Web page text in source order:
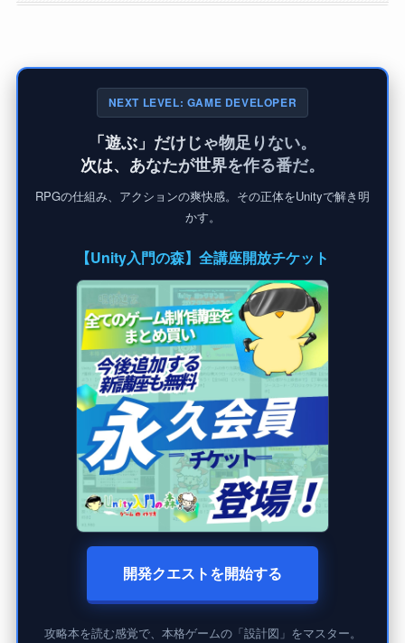
NEXT LEVEL: GAME DEVELOPER
「遊ぶ」だけじゃ物足りない。
次は、あなたが世界を作る番だ。
RPGの仕組み、アクションの爽快感。その正体をUnityで解き明
かす。
【Unity入門の森】全講座開放チケット
開発クエストを開始する
攻略本を読む感覚で、本格ゲームの「設計図」をマスター。